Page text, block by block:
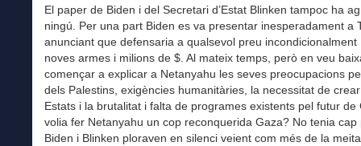
El paper de Biden i del Secretari d’Estat Blinken tampoc ha
ningú. Per una part Biden es va presentar inesperadament a
anunciant que defensaria a qualsevol preu incondicionalment
noves armes i milions de $. Al mateix temps, però en veu
començar a explicar a Netanyahu les seves preocupacions
dels Palestins, exigències humanitàries, la necessitat de
Estats i la brutalitat i falta de programes existents pel futur de
volia fer Netanyahu un cop reconquerida Gaza? No tenia cap
Biden i Blinken ploraven en silenci veient com més de la